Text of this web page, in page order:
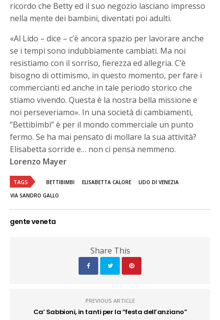
ricordo che Betty ed il suo negozio lasciano impresso
nella mente dei bambini, diventati poi adulti.
«Al Lido – dice – c’è ancora spazio per lavorare anche
se i tempi sono indubbiamente cambiati. Ma noi
resistiamo con il sorriso, fierezza ed allegria. C’è
bisogno di ottimismo, in questo momento, per fare i
commercianti ed anche in tale periodo storico che
stiamo vivendo. Questa è la nostra bella missione e
noi perseveriamo». In una società di cambiamenti,
“Bettibimbi” è per il mondo commerciale un punto
fermo. Se ha mai pensato di mollare la sua attività?
Elisabetta sorride e… non ci pensa nemmeno.
Lorenzo Mayer
TAGS BETTIBIMBI ELISABETTA CALORE
LIDO DI VENEZIA
VIA SANDRO GALLO
gente veneta
Share This
PREVIOUS ARTICLE
Ca’ Sabbioni, in tanti per la “festa dell’anziano”